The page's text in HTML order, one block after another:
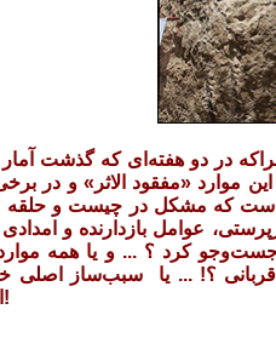
در دو هفته‌ای که گذشت
موارد «مفقود الاثر» و در
است که مشکل در چیست و حلقه
عوامل بازدارنده و
جست‌وجو کرد ؟‌ ... و یا همه
؟! ... یا سبب‌ساز اصلی
اوست؟!